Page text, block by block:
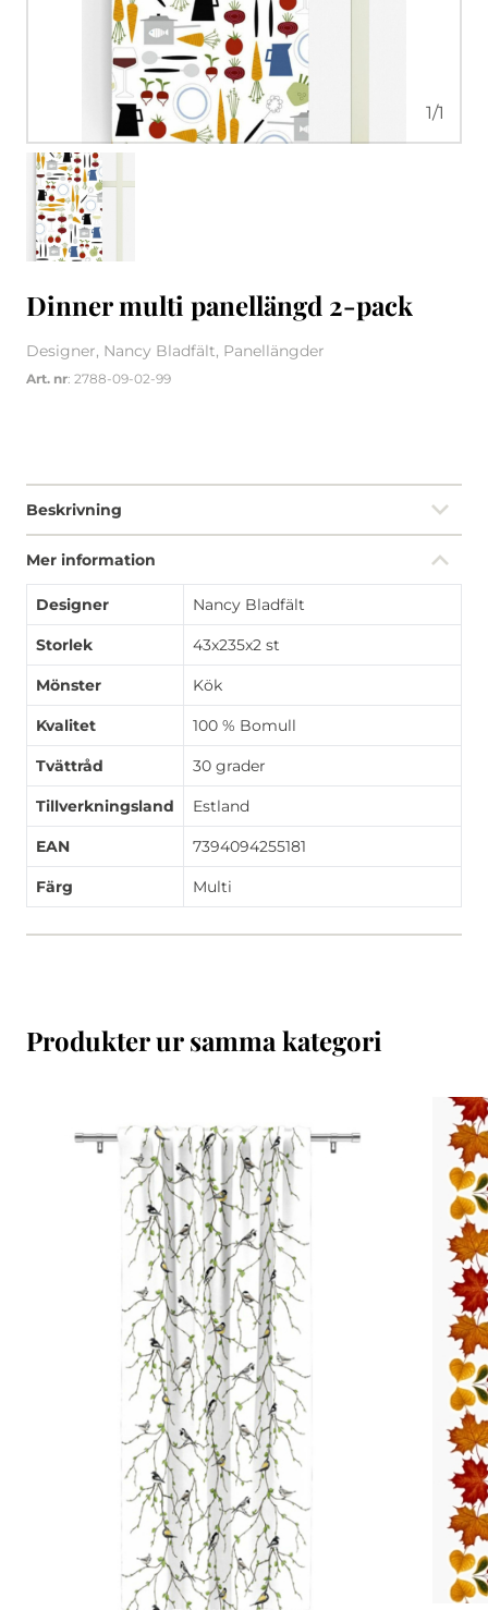
1/1
Dinner multi panellängd 2-pack
Designer, Nancy Bladfält, Panellängder
Art. nr: 2788-09-02-99
Beskrivning
Mer information
Designer Nancy Bladfält
Storlek 43x235x2 st
Mönster Kök
Kvalitet 100 % Bomull
Tvättråd 30 grader
Tillverkningsland Estland
EAN 7394094255181
Färg Multi
Produkter ur samma kategori